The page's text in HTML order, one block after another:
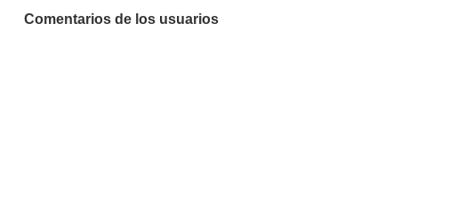
Comentarios de los usuarios